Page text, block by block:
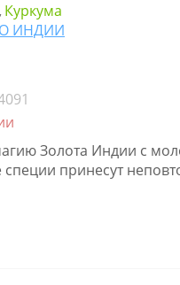
, Куркума
ИНДИИ
Золота Индии с
принесут